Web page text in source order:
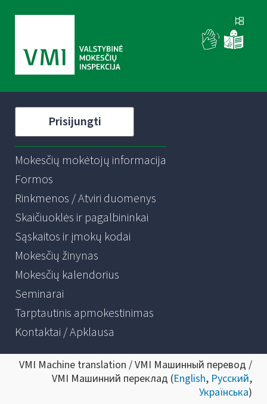
Prisijungti
Mokesčių mokėtojų informacija
Formos
Rinkmenos / Atviri duomenys
Skaičiuoklės ir pagalbininkai
Sąskaitos ir įmokų kodai
Mokesčių žinynas
Mokesčių kalendorius
Seminarai
Tarptautinis apmokestinimas
Kontaktai / Apklausa
VMI Machine translation / VMI Машинный перевод /
VMI Машинний переклад (English, Русский,
Українська)